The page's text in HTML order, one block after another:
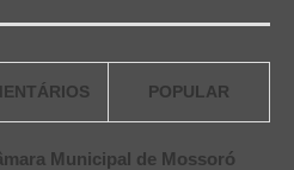
POPULAR
Municipal de Mossoró